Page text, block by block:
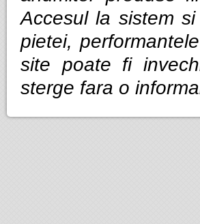
Accesul la sistem
pietei,
site poate fi
sterge fara o